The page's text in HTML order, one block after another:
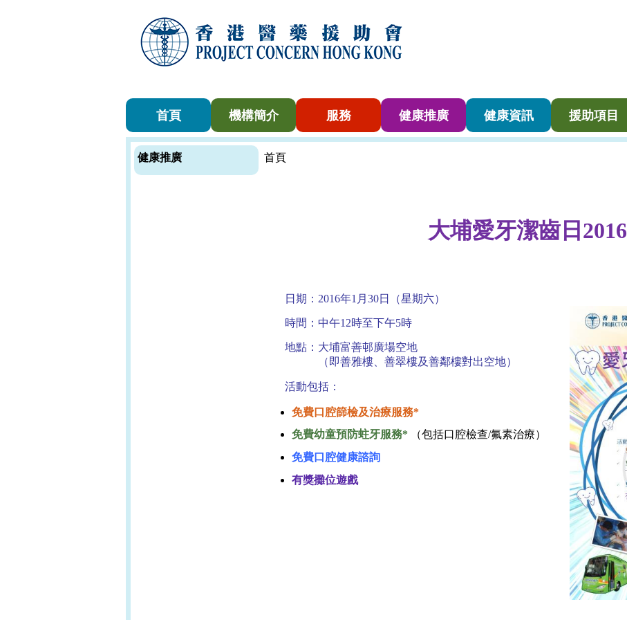
首頁 機構簡介 服務 健康推廣 健康資訊 援助項目
健康推廣 首頁
大埔愛牙潔齒日 2016
日期：2016年1月30日（星期六）
時間：中午12時至下午5時
地點：大埔富善邨廣場空地
（即善雅樓、善翠樓及善鄰樓對出空地）
活動包括：
免費口腔篩檢及治療服務*
免費幼童預防蛀牙服務* （包括口腔檢查/氟素治療）
免費口腔健康諮詢
有獎攤位遊戲